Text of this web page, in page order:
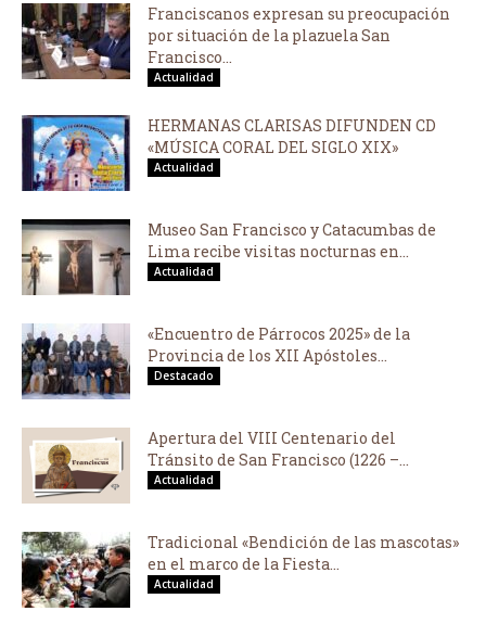
Franciscanos expresan su preocupación
por situación de la plazuela San
Francisco...
Actualidad
HERMANAS CLARISAS DIFUNDEN CD
«MÚSICA CORAL DEL SIGLO XIX»
Actualidad
Museo San Francisco y Catacumbas de
Lima recibe visitas nocturnas en...
Actualidad
«Encuentro de Párrocos 2025» de la
Provincia de los XII Apóstoles...
Destacado
Apertura del VIII Centenario del
Tránsito de San Francisco (1226 –...
Actualidad
Tradicional «Bendición de las mascotas»
en el marco de la Fiesta...
Actualidad